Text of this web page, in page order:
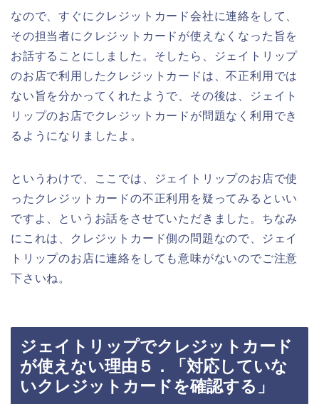
なので、すぐにクレジットカード会社に連絡をして、
その担当者にクレジットカードが使えなくなった旨を
お話することにしました。そしたら、ジェイトリップ
のお店で利用したクレジットカードは、不正利用では
ない旨を分かってくれたようで、その後は、ジェイト
リップのお店でクレジットカードが問題なく利用でき
るようになりましたよ。
というわけで、ここでは、ジェイトリップのお店で使
ったクレジットカードの不正利用を疑ってみるといい
ですよ、というお話をさせていただきました。ちなみ
にこれは、クレジットカード側の問題なので、ジェイ
トリップのお店に連絡をしても意味がないのでご注意
下さいね。
ジェイトリップでクレジットカード
が使えない理由５．「対応していな
いクレジットカードを確認する」